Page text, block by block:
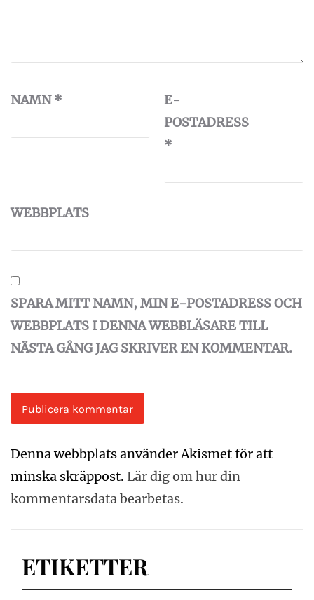
NAMN*
E-
POSTADRESS
*
WEBBPLATS
SPARA MITT NAMN, MIN E-POSTADRESS OCH
WEBBPLATS I DENNA WEBBLÄSARE TILL
NÄSTA GÅNG JAG SKRIVER EN KOMMENTAR.
Denna webbplats använder Akismet för att
minska skräppost. Lär dig om hur din
kommentarsdata bearbetas.
ETIKETTER